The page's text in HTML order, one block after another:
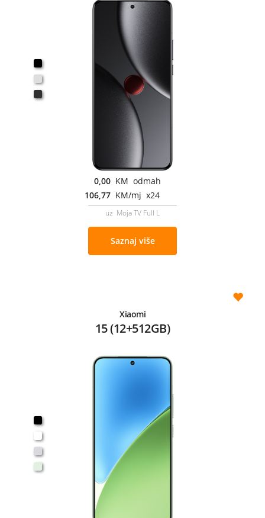
0,00 KM odmah
106,77 KM/mj x24
uz Moja TV Full L
Saznaj više
Xiaomi
15 (12+512GB)